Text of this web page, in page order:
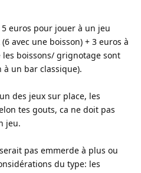
euros pour jouer à un jeu
avec une boisson) + 3 euros à
boissons/ grignotage sont
à un bar classique).
des jeux sur place, les
tes gouts, ca ne doit pas
jeu.
pas emmerde à plus ou
du type: les